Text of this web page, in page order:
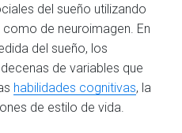
del sueño utilizando
de neuroimagen. En
del sueño, los
de variables que
habilidades cognitivas, la
de estilo de vida.